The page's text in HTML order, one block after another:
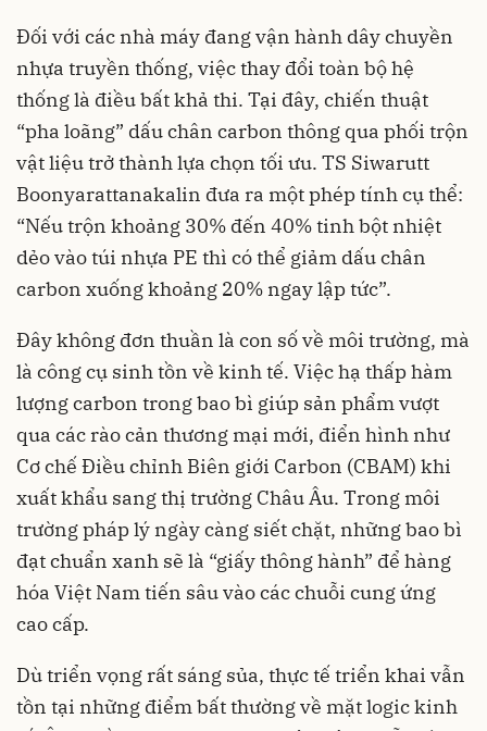
Đối với các nhà máy đang vận hành dây chuyền
nhựa truyền thống, việc thay đổi toàn bộ hệ
thống là điều bất khả thi. Tại đây, chiến thuật
“pha loãng” dấu chân carbon thông qua phối trộn
vật liệu trở thành lựa chọn tối ưu. TS Siwarutt
Boonyarattanakalin đưa ra một phép tính cụ thể:
“Nếu trộn khoảng 30% đến 40% tinh bột nhiệt
dẻo vào túi nhựa PE thì có thể giảm dấu chân
carbon xuống khoảng 20% ngay lập tức”.
Đây không đơn thuần là con số về môi trường, mà
là công cụ sinh tồn về kinh tế. Việc hạ thấp hàm
lượng carbon trong bao bì giúp sản phẩm vượt
qua các rào cản thương mại mới, điển hình như
Cơ chế Điều chỉnh Biên giới Carbon (CBAM) khi
xuất khẩu sang thị trường Châu Âu. Trong môi
trường pháp lý ngày càng siết chặt, những bao bì
đạt chuẩn xanh sẽ là “giấy thông hành” để hàng
hóa Việt Nam tiến sâu vào các chuỗi cung ứng
cao cấp.
Dù triển vọng rất sáng sủa, thực tế triển khai vẫn
tồn tại những điểm bất thường về mặt logic kinh